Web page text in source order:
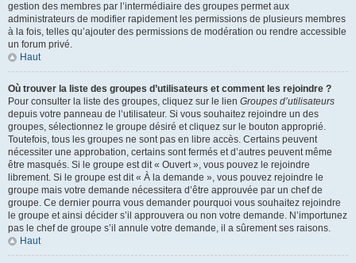
gestion des membres par l’intermédiaire des groupes permet aux
administrateurs de modifier rapidement les permissions de plusieurs membres
à la fois, telles qu’ajouter des permissions de modération ou rendre accessible
un forum privé.
Haut
Où trouver la liste des groupes d’utilisateurs et comment les rejoindre ?
Pour consulter la liste des groupes, cliquez sur le lien Groupes d’utilisateurs
depuis votre panneau de l’utilisateur. Si vous souhaitez rejoindre un des
groupes, sélectionnez le groupe désiré et cliquez sur le bouton approprié.
Toutefois, tous les groupes ne sont pas en libre accès. Certains peuvent
nécessiter une approbation, certains sont fermés et d’autres peuvent même
être masqués. Si le groupe est dit « Ouvert », vous pouvez le rejoindre
librement. Si le groupe est dit « À la demande », vous pouvez rejoindre le
groupe mais votre demande nécessitera d’être approuvée par un chef de
groupe. Ce dernier pourra vous demander pourquoi vous souhaitez rejoindre
le groupe et ainsi décider s’il approuvera ou non votre demande. N’importunez
pas le chef de groupe s’il annule votre demande, il a sûrement ses raisons.
Haut